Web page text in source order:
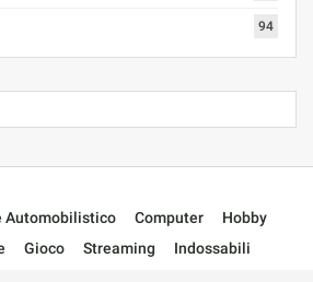
94
Automobilistico Computer
Hobby
Gioco Streaming
Indossabili